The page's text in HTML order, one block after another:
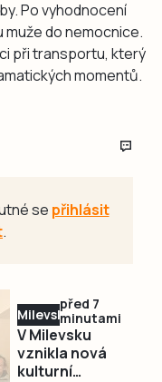
Po vyhodnocení
do nemocnice.
při transportu, který
momentů.
se přihlásit
.
Milevsko
před 7
minutami
V Milevsku
vznikla nová
kulturní